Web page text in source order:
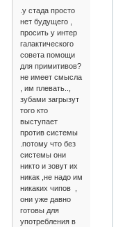
.у стада просто
нет будущего ,
просить у интер
галактического
совета помощи
для примитивов?
не имеет смысла
, им плевать..,
зубами загрызут
того кто
выступает
против системы
.потому что без
системы они
никто и зовут их
никак ,не надо им
никаких чипов ,
они уже давно
готовы для
употребления в